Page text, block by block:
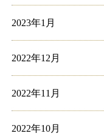
2023年1月
2022年12月
2022年11月
2022年10月